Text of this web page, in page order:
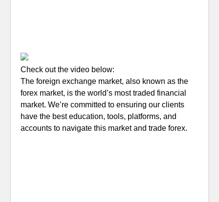
Check out the video below:
The foreign exchange market, also known as the
forex market, is the world’s most traded financial
market. We’re committed to ensuring our clients
have the best education, tools, platforms, and
accounts to navigate this market and trade forex.